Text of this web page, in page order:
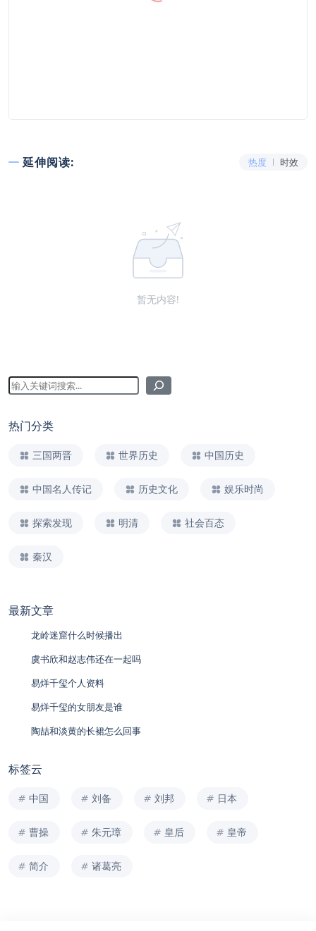
延伸阅读: 热度 时效
暂无内容!
热门分类
三国两晋 世界历史 中国历史
中国名人传记 历史文化 娱乐时尚
探索发现 明清 社会百态
秦汉
最新文章
龙岭迷窟什么时候播出
虞书欣和赵志伟还在一起吗
易烊千玺个人资料
易烊千玺的女朋友是谁
陶喆和淡黄的长裙怎么回事
标签云
中国 刘备 刘邦 日本
曹操 朱元璋 皇后 皇帝
简介 诸葛亮